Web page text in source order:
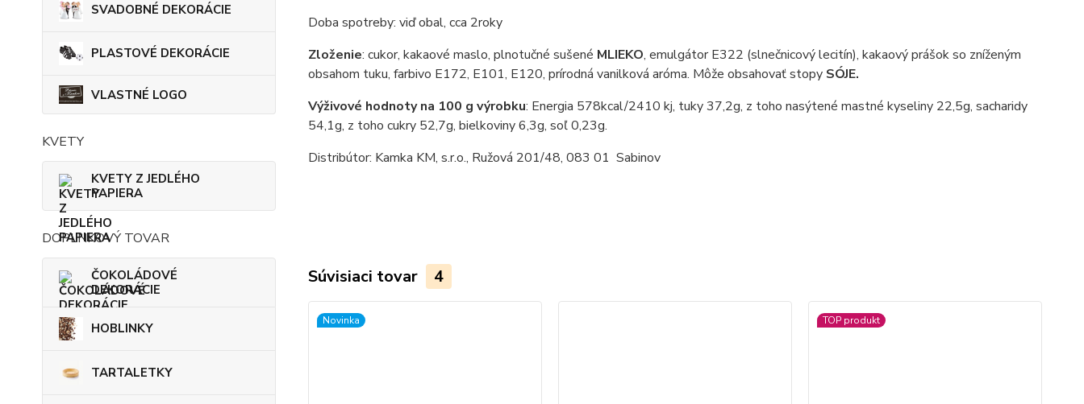
SVADOBNÉ DEKORÁCIE
PLASTOVÉ DEKORÁCIE
VLASTNÉ LOGO
KVETY
KVETY Z JEDLÉHO
PAPIERA
DOPLNKOVÝ TOVAR
ČOKOLÁDOVÉ
DEKORÁCIE
HOBLINKY
TARTALETKY
Doba spotreby: viď obal, cca 2roky
Zloženie: cukor, kakaové maslo, plnotučné sušené MLIEKO, emulgátor E322 (slnečnicový lecitín), kakaový prášok so zníženým
obsahom tuku, farbivo E172, E101, E120, prírodná vanilková aróma. Môže obsahovať stopy SÓJE.
Výživové hodnoty na 100 g výrobku: Energia 578kcal/2410 kj, tuky 37,2g, z toho nasýtené mastné kyseliny 22,5g, sacharidy
54,1g, z toho cukry 52,7g, bielkoviny 6,3g, soľ 0,23g.
Distribútor: Kamka KM, s.r.o., Ružová 201/48, 083 01 Sabinov
Súvisiaci tovar 4
Novinka TOP produkt